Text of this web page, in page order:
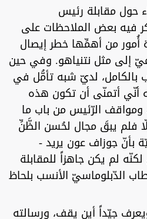
حول مقابلة رئيس
فيه بعض الملاحظات على
أُمور من أهمِّها خطر إيصال
إلى مثل نتنياهو. وفي حين
بالكامل، لديّ شبه تأمُّل في
أنّي أتمنّى أن تكون هذه
ومواقف الرّئيس من باب ما
فلم يبقَ مجال لحُسن الظَّنِّ
بأنّ جوزاف عون يريد -
لم يكن جاهزاً للمقابلة
الدّبلوماسيّ الأنسب بلحاظ
جيّداً أين يقف، ورسالته